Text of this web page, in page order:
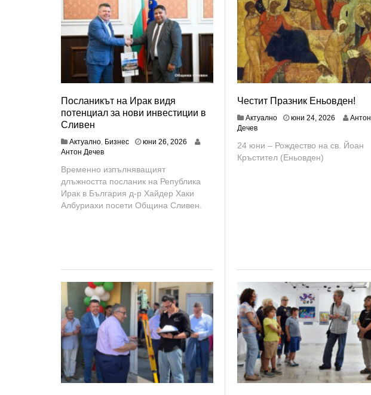
Посланикът на Ирак видя
потенциал за нови инвестиции в
Сливен
Актуално Бизнес
юни 26, 2026
Антон Дечев
Временно изпълняващият
длъжността посланик на Република
Ирак в България д-р Хайдер Хаки
Албуриахи посети Община Сливен.
Честит Празник Еньовден!
Актуално юни 24, 2026ю
2
Антон
Дечев
24 юни – Рождество на св. Йоан
Кръстител (Еньовден)